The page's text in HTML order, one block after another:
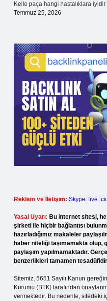
Kelle paça hangi hastalıklara iyidir
Temmuz 25, 2026
Reklam ve İletişim: Skype:
Yasal Uyarı: Bu internet sitesi,
şirketi ile hiçbir bağlantısı
hazırladığımız makaleler
haber niteliği taşımamakta olup,
paylaşım yapılmamaktadır.
benzerlikleri tamamen
Sitemiz, 5651 Sayılı Kanun
Kurumu (BTK) tarafından
vermektedir. Bu nedenle, sitedeki